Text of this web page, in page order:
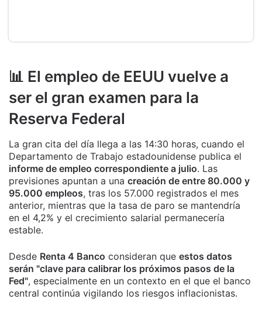
📊 El empleo de EEUU vuelve a
ser el gran examen para la
Reserva Federal
La gran cita del día llega a las 14:30 horas, cuando el
Departamento de Trabajo estadounidense publica el
informe de empleo correspondiente a julio. Las
previsiones apuntan a una creación de entre 80.000 y
95.000 empleos, tras los 57.000 registrados el mes
anterior, mientras que la tasa de paro se mantendría
en el 4,2% y el crecimiento salarial permanecería
estable.
Desde Renta 4 Banco consideran que estos datos
serán "clave para calibrar los próximos pasos de la
Fed", especialmente en un contexto en el que el banco
central continúa vigilando los riesgos inflacionistas.